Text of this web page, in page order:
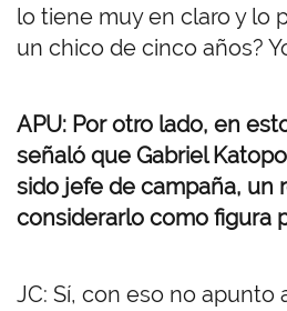
lo tiene muy en claro y lo
un chico de cinco años?
APU: Por otro lado, en
señaló que Gabriel
sido jefe de campaña, un
considerarlo como figura
JC: Sí, con eso no apunto